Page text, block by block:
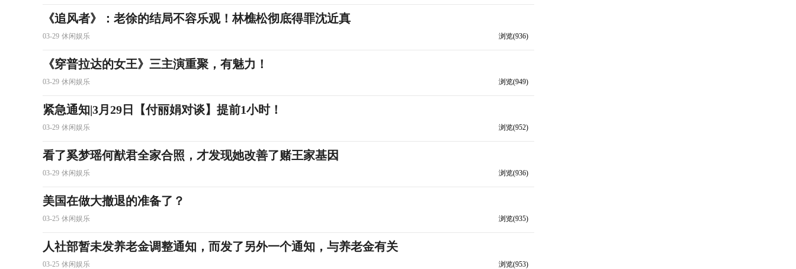
《追风者》：老徐的结局不容乐观！林樵松彻底得罪沈近真
03-29 休闲娱乐 浏览(936)
《穿普拉达的女王》三主演重聚，有魅力！
03-29 休闲娱乐 浏览(949)
紧急通知|3月29日【付丽娟对谈】提前1小时！
03-29 休闲娱乐 浏览(952)
看了奚梦瑶何猷君全家合照，才发现她改善了赌王家基因
03-29 休闲娱乐 浏览(936)
美国在做大撤退的准备了？
03-25 休闲娱乐 浏览(935)
人社部暂未发养老金调整通知，而发了另外一个通知，与养老金有关
03-25 休闲娱乐 浏览(953)